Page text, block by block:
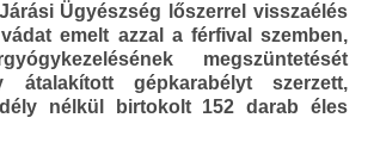
Ügyészség lőszerrel visszaélés
emelt azzal a férfival szemben,
megszüntetését
átalakított gépkarabélyt szerzett,
nélkül birtokolt 152 darab éles